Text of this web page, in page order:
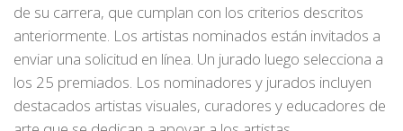
de su carrera, que cumplan con los criterios descritos
anteriormente. Los artistas nominados están invitados a
enviar una solicitud en línea. Un jurado luego selecciona a
los 25 premiados. Los nominadores y jurados incluyen
destacados artistas visuales, curadores y educadores de